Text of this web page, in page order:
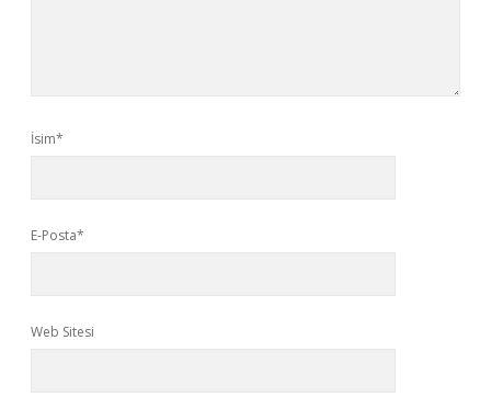
İsim*
E-Posta*
Web Sitesi